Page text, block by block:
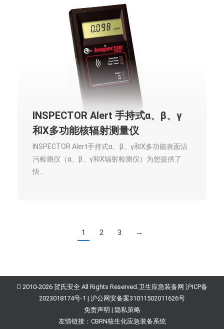
INSPECTOR Alert 手持式α、β、γ
和X多功能核辐射测量仪
INSPECTOR Alert手持式α、β、γ和X多功能表面沾
污检测仪（α、β、γ和X辐射检测仪）为您提供了
快…
1 2 3 →
2010-2026 贺氏安全 All Rights Reserved. 卫生应急装备网 沪ICP备
2023018174号-1 | 沪公网安备案31011502011626号
免责声明 | 隐私策略
友情链接： CBRN核生化应急装备系统